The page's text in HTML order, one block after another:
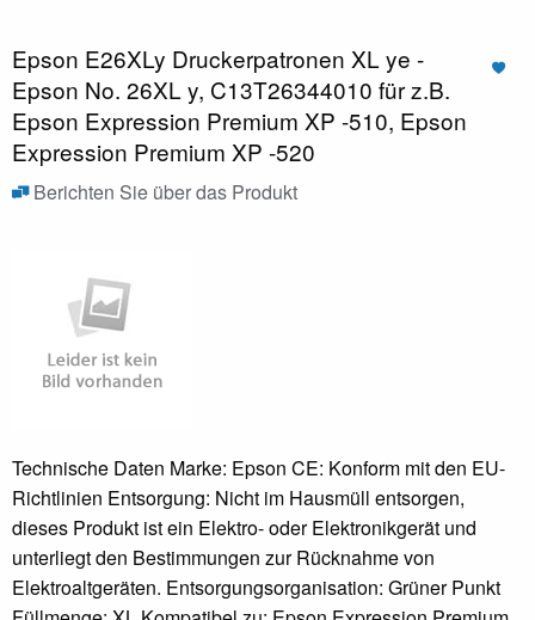
Epson E26XLy Druckerpatronen XL ye -
Epson No. 26XL y, C13T26344010 für z.B.
Epson Expression Premium XP -510, Epson
Expression Premium XP -520
Berichten Sie über das Produkt
Technische Daten Marke: Epson CE: Konform mit den EU-
Richtlinien Entsorgung: Nicht im Hausmüll entsorgen,
dieses Produkt ist ein Elektro- oder Elektronikgerät und
unterliegt den Bestimmungen zur Rücknahme von
Elektroaltgeräten. Entsorgungsorganisation: Grüner Punkt